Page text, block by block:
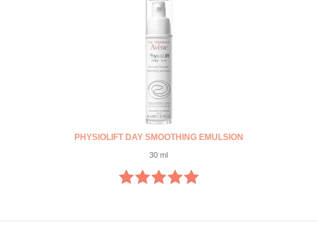
PHYSIOLIFT DAY SMOOTHING EMULSION
30 ml